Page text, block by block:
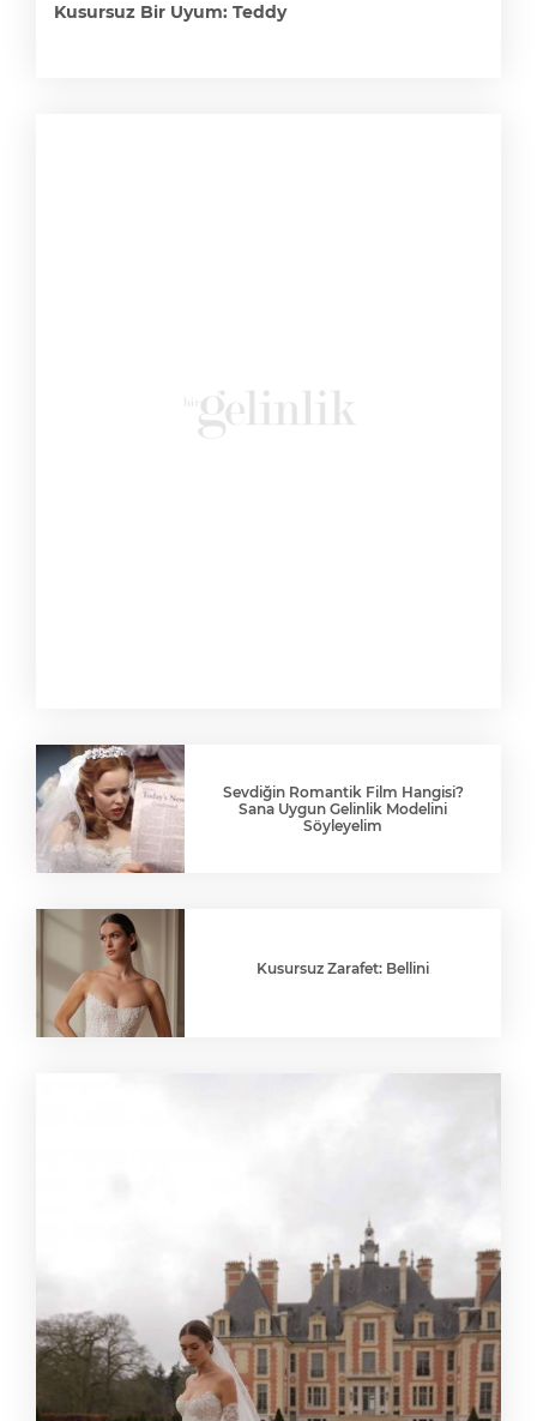
Kusursuz Bir Uyum: Teddy
Sevdiğin Romantik Film Hangisi?
Sana Uygun Gelinlik Modelini
Söyleyelim
Kusursuz Zarafet: Bellini